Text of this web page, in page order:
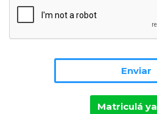
Matriculá ya